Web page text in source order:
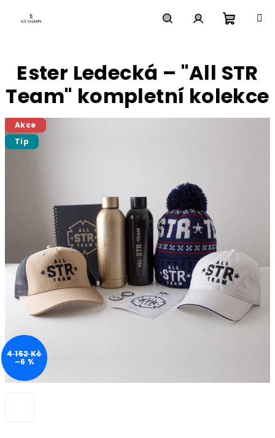
košík
Ester Ledecká – "All STR
Team" kompletní kolekce
Akce
Tip
4 152 Kč
–6 %